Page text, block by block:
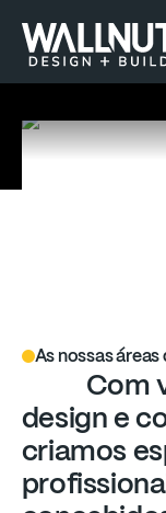
eva
devi
Explore
As nossas
Com
design e
criamos